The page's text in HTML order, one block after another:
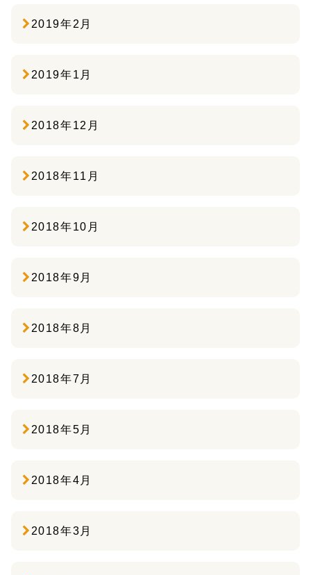
2019年2月
2019年1月
2018年12月
2018年11月
2018年10月
2018年9月
2018年8月
2018年7月
2018年5月
2018年4月
2018年3月